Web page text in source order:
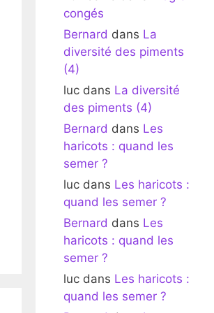
congés
Bernard dans La
diversité des piments
(4)
luc dans La diversité
des piments (4)
Bernard dans Les
haricots : quand les
semer ?
luc dans Les haricots :
quand les semer ?
Bernard dans Les
haricots : quand les
semer ?
luc dans Les haricots :
quand les semer ?